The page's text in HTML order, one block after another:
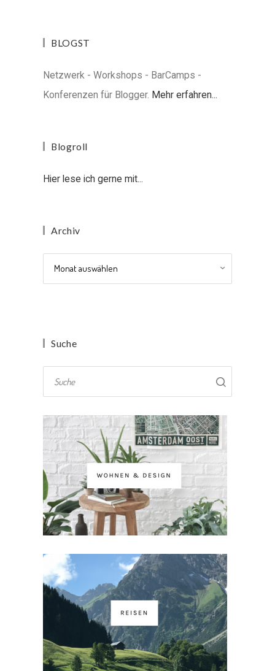
BLOGST
Netzwerk - Workshops - BarCamps -
Konferenzen für Blogger. Mehr erfahren...
Blogroll
Hier lese ich gerne mit...
Archiv
Suche